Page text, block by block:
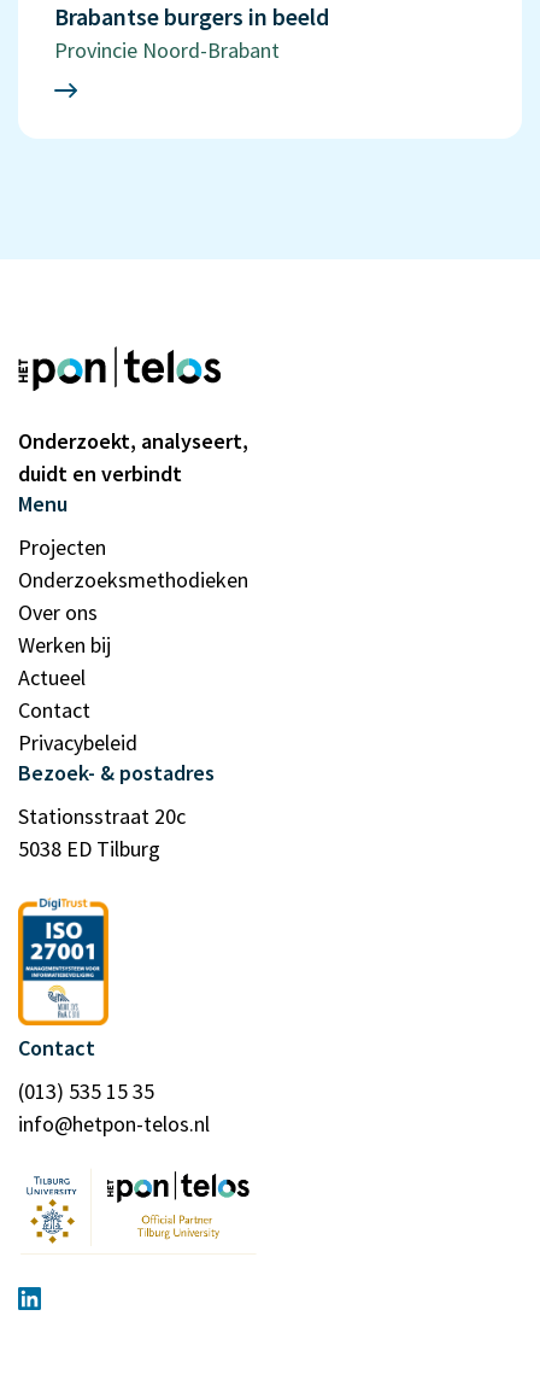
Brabantse burgers in beeld
Provincie Noord-Brabant
Onderzoekt, analyseert,
duidt en verbindt
Menu
Projecten
Onderzoeksmethodieken
Over ons
Werken bij
Actueel
Contact
Privacybeleid
Bezoek- & postadres
Stationsstraat 20c
5038 ED Tilburg
Contact
(013) 535 15 35
info@hetpon-telos.nl